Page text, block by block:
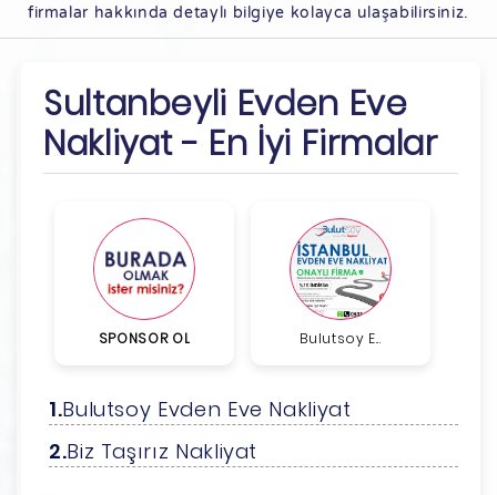
firmalar hakkında detaylı bilgiye kolayca ulaşabilirsiniz.
Sultanbeyli Evden Eve
Nakliyat - En İyi Firmalar
SPONSOR OL Bulutsoy E...
Bulutsoy Evden Eve Nakliyat
Biz Taşırız Nakliyat